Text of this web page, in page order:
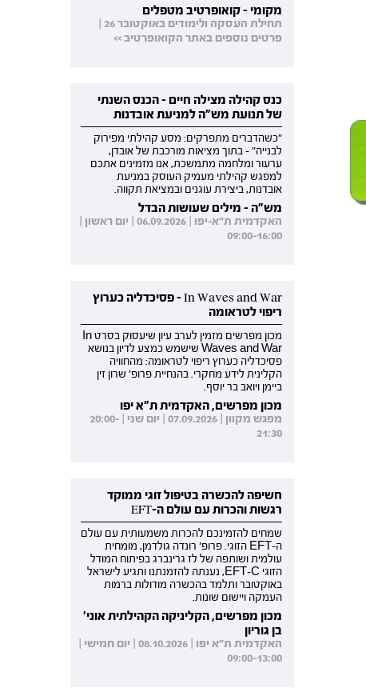
מקומי - קואופרטיב מטפלים
תחילת העסקה ולימודים באוקטובר 26 |
פרטים נוספים באתר הקואופרטיב >>
כנס קהילה מצילה חיים - הכנס השנתי
של תנועת מש"ה למניעת אובדנות
"כשהדברים מתפרקים: מסע קהילתי מפירוק
לבנייה" - בתוך מציאות מורכבת של אובדן,
ערעור ומלחמה מתמשכת, אנו מזמינים אתכם
למפגש קהילתי מעמיק העוסק במניעת
אובדנות, ביצירת עוגנים ובמציאת תקווה.
מש"ה - מילים שעושות הבדל
האקדמית ת"א-יפו | 06.09.2026 | יום ראשון |
09:00-16:00
In Waves and War - פסיכדליה כערוץ
ריפוי לטראומה
מכון מפרשים מזמין לערב עיון שיעסוק בסרט In
Waves and War שישמש כמצע לדיון בנושא
פסיכדליה כערוץ ריפוי לטראומה: מהחוויה
הקלינית לידע מחקרי. בהנחיית פרופ' שרון זין
ביימן ויואב בר יוסף.
מכון מפרשים, האקדמית ת"א יפו
מפגש מקוון | 07.09.2026 | יום שני | 20:00-
21:30
חשיפה להכשרה בטיפול זוגי ממוקד
רגשות והכרות עם עולם ה-EFT
שמחים להזמינכם להכרות משמעותית עם עולם
ה-EFT הזוגי. פרופ' רונדה גולדמן, מומחית
עולמית ושותפה של לז גרינברג בפיתוח המודל
הזוגי EFT-C, נענתה להזמנתנו ותגיע לישראל
באוקטובר ותלמד בהכשרה מודולות ברמות
העמקה ויישום שונות.
מכון מפרשים, הקליניקה הקהילתית אוני'
בן גוריון
האקדמית ת"א יפו | 08.10.2026 | יום חמישי |
09:00-13:00